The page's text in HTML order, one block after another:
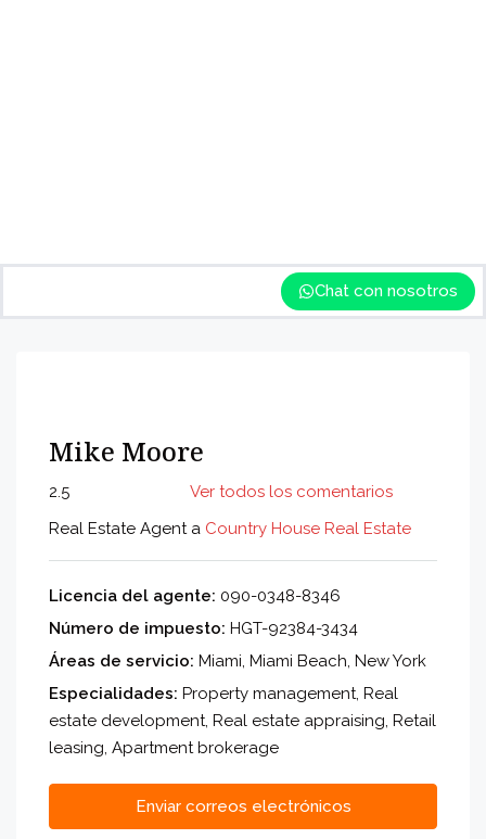
Chat con nosotros
Mike Moore
2.5
Ver todos los comentarios
Real Estate Agent a Country House Real Estate
Licencia del agente: 090-0348-8346
Número de impuesto: HGT-92384-3434
Áreas de servicio: Miami, Miami Beach, New York
Especialidades: Property management, Real
estate development, Real estate appraising, Retail
leasing, Apartment brokerage
Enviar correos electrónicos